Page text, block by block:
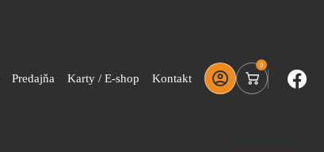
Predajňa Karty / E-shop Kontakt
0